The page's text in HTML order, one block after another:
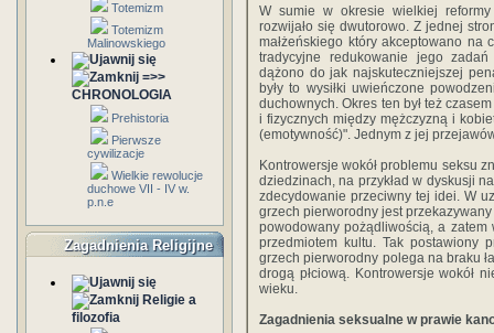
Totemizm
Totemizm
Malinowskiego
=>>
CHRONOLOGIA
Prehistoria
Pierwsze
cywilizacje
Wielkie rewolucje
duchowe VII - IV w.
p.n.e
Zagadnienia Religijne
Religie a
filozofia
W sumie w okresie wielkiej
rozwijało się dwutorowo. Z jednej
małżeńskiego który akceptowano na
tradycyjne redukowanie jego
dążono do jak najskuteczniejszej
były to wysiłki uwieńczone
duchownych. Okres ten był też
i fizycznych między mężczyzną i
(emotywność)". Jednym z jej
Kontrowersje wokół problemu seksu
dziedzinach, na przykład w dyskusji
zdecydowanie przeciwny tej idei. W
grzech pierworodny jest
powodowany pożądliwością, a
przedmiotem kultu. Tak postawiony
grzech pierworodny polega na braku
drogą płciową. Kontrowersje wokół
wieku.
Zagadnienia seksualne w prawie